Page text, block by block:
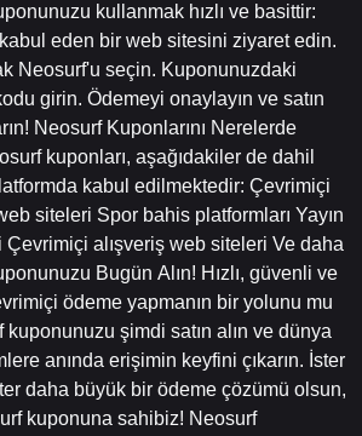
eden bir web sitesini ziyaret edin.
seçin. Kuponunuzdaki
ve satın
kabul edilmektedir: Çevrimiçi
siteleri Spor bahis platformları Yayın
alışveriş web siteleri Ve daha
ödeme yapmanın bir yolunu mu
kuponunuzu şimdi satın alın ve dünya
anında erişimin keyfini çıkarın. İster
daha büyük bir ödeme çözümü olsun,
sahibiz! Neosurf